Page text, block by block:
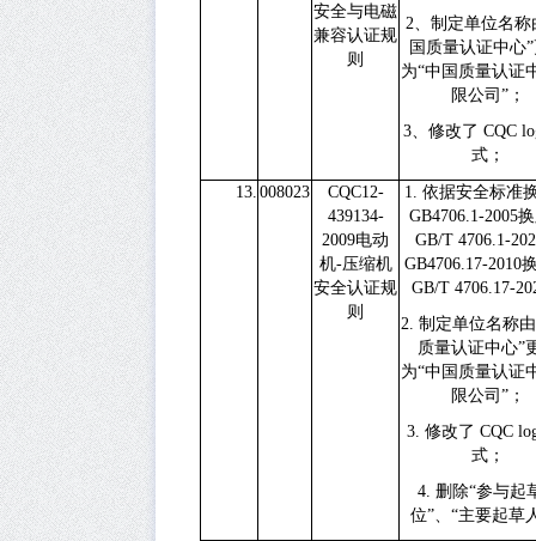
安全与电磁
兼容认证规
则
2 、制定单位名称
国质量认证中心
为“中国质量认证
限公司”；
3 、修改了 CQC
式；
13. 008023
CQC12-
439134-
2009电动
机-压缩机
安全认证规
则
1.
依据安全标准
GB4706.1-2005
GB/T 4706.1-
GB4706.17-2010
GB/T 4706.17-
2. 制定单位名称
质量认证中心”
为“中国质量认证
限公司”；
3. 修改了 CQC
式；
4. 删除“参与起
位”、“主要起草